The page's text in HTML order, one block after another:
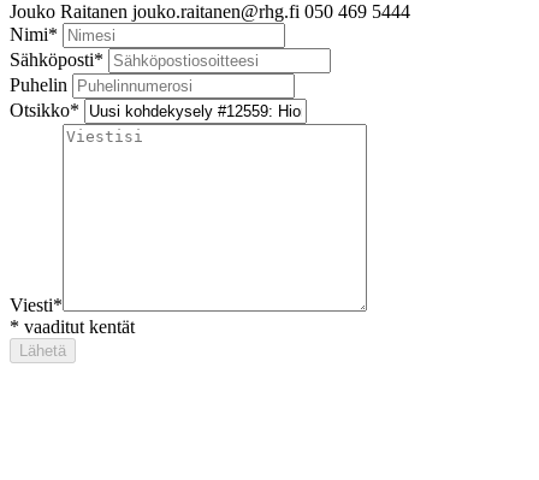
Jouko Raitanen jouko.raitanen@rhg.fi 050 469 5444
Nimi*
Sähköposti*
Puhelin
Otsikko*
Viesti*
* vaaditut kentät